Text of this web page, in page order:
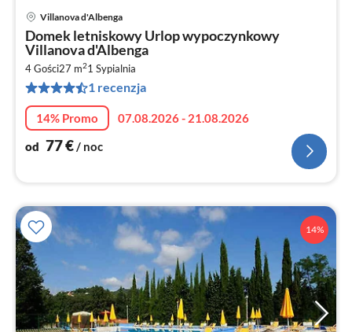
Villanova d'Albenga
Domek letniskowy Urlop wypoczynkowy
Villanova d'Albenga
4 Gości27 m21 Sypialnia
1 recenzja
14% Promo
07.08.2026 - 21.08.2026
od 77€/ noc
14%